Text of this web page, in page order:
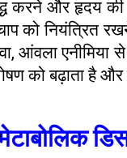
करने और हृदय की
को नियंत्रित
एनीमिया से
को बढ़ाता है और